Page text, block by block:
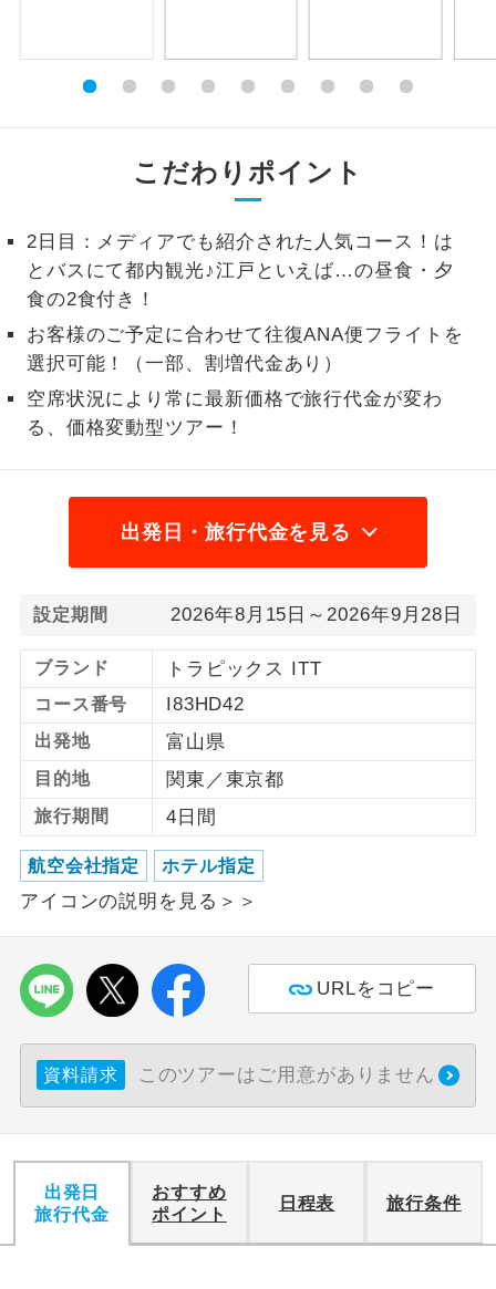
こだわりポイント
2日目：メディアでも紹介された人気コース！は
とバスにて都内観光♪江戸といえば…の昼食・夕
食の2食付き！
お客様のご予定に合わせて往復ANA便フライトを
選択可能！（一部、割増代金あり）
空席状況により常に最新価格で旅行代金が変わ
る、価格変動型ツアー！
出発日・旅行代金を見る
設定期間 2026年8月15日～2026年9月28日
ブランド トラピックス ITT
コース番号 I83HD42
出発地 富山県
目的地 関東／東京都
旅行期間 4日間
航空会社指定 ホテル指定
アイコンの説明を見る＞＞
URLをコピー
資料請求 このツアーはご用意がありません
出発日
旅行代金
おすすめ
ポイント
日程表 旅行条件
大浴場 ご宿泊ホテルに大浴場が付いています。
全食事付き
く）
お部屋にてゆっくりとお召し上がりいた
だけます。
トラベルイヤ
ホン
周りの音を気にせず、ガイドさんの説明
1名様催行
1名様から出発可能な個人型プランで
2名様催行
2名様から出発可能な個人型プランで
おひとり様参
おひとり様限定でご参加いただけるコー
スです。
ご夫婦限定
ご夫婦限定でご参加いただけるコースで
す。
女性限定
女性限定でご参加いただけるコースで
す。
年齢制限あり
ご参加にあたり年齢に制限があるコース
です。
航空会社指定
利用航空会社が指定なので、ご出発の計
画にとても便利です。
ホテル指定
おひとり様バ
ス2席利用
おひとり様でバス席を2席利⽤できま
ウェブ限定コースとなりますので、コールセ
ンター及びカウンターでのお申し込みはでき
ません。